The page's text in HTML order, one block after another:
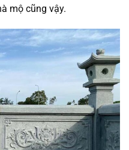
mộ cũng vậy.